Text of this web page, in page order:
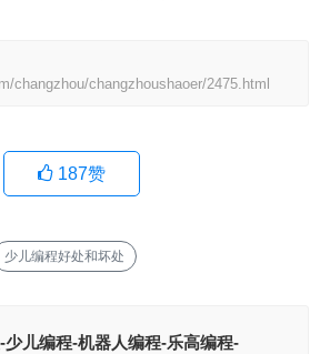
changzhou/changzhoushaoer/2475.html
187赞
少儿编程好处和坏处
少儿编程-机器人编程-乐高编程-